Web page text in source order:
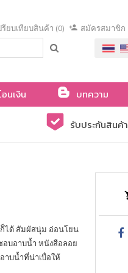
รียบเทียบสินค้า (0) สมัครสมาชิก
นเงิน
บทความ
รับประกันสินค้
ก็ได้ สัมผัสนุ่ม อ่อนโยน
อบอาบน้ำ หนังสือลอย
าบน้ำที่น่าเบื่อให้